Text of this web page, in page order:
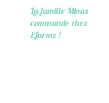
La famille Minus
commande chez
Efarmz !